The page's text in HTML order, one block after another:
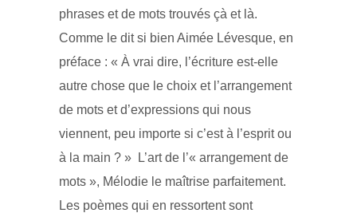
phrases et de mots trouvés çà et là.
Comme le dit si bien Aimée Lévesque, en
préface : « À vrai dire, l’écriture est-elle
autre chose que le choix et l’arrangement
de mots et d’expressions qui nous
viennent, peu importe si c’est à l’esprit ou
à la main ? » L’art de l’« arrangement de
mots », Mélodie le maîtrise parfaitement.
Les poèmes qui en ressortent sont